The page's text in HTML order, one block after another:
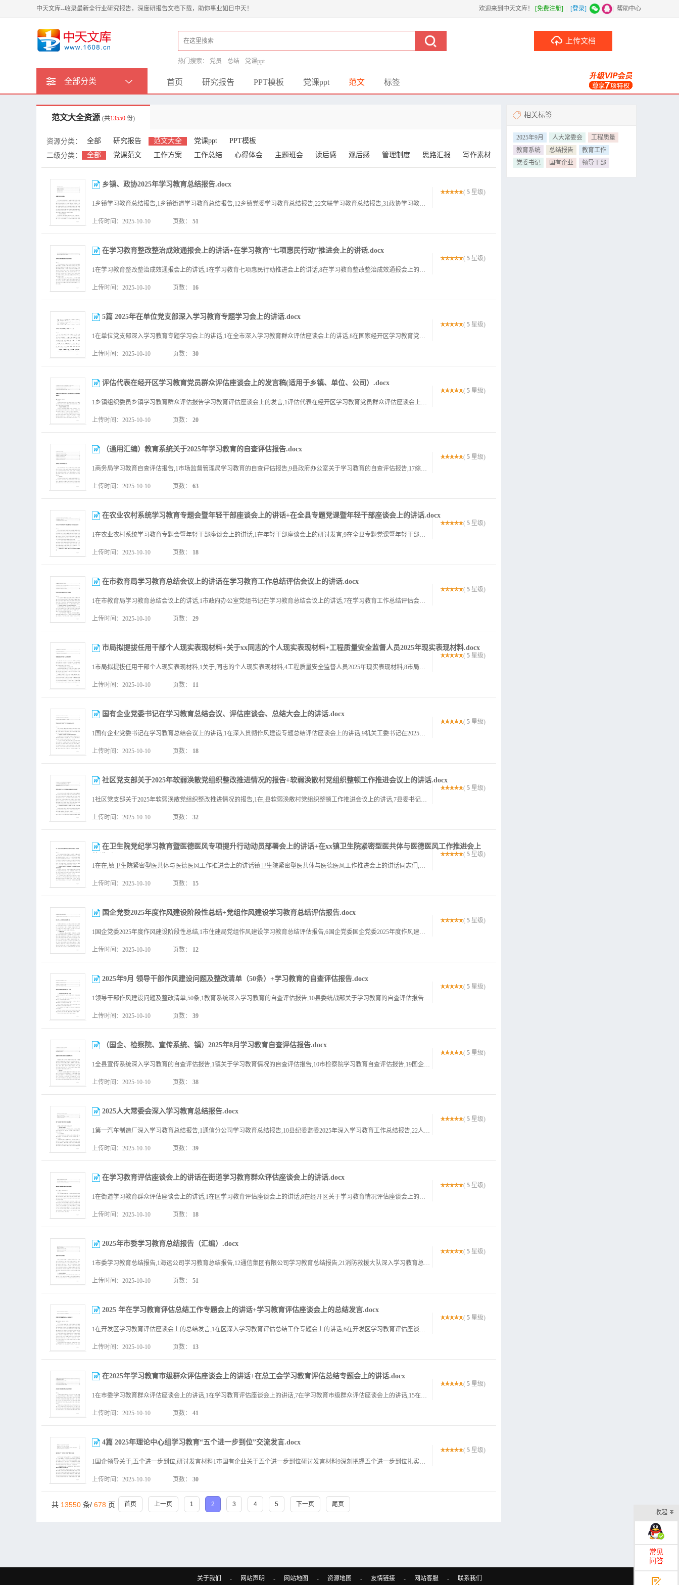
欢迎来到中天文库！ [免费注册] [登录] 帮助中心
中天文库--收录最新全行业研究报告，深度研报告文档下载，助你事业如日中天！
热门搜索： 党员 总结 党课ppt
上传文档
全部分类 首页 研究报告 PPT模板 党课ppt 范文 标签
范文大全资源 (共13550 份)
资源分类： 全部 研究报告 范文大全 党课ppt
PPT模板
二级分类：
全部 党课范文 工作方案 工作总结 心得体会 主题班会 读后感 观后感 管理制度 思路汇报 写作素材
乡镇、政协2025年学习教育总结报告.docx
1乡镇学习教育总结报告,1乡镇街道学习教育总结报告,12乡镇党委学习教育总结报告,22文联学习教育总结报告,31政协学习教育总结报告,42乡镇学习教育总结报告乡镇学习教育总结报告自2025年3月全国两.
上传时间：2025-10-10 页数： 51
( 5 星级)
在学习教育整改整治成效通报会上的讲话+在学习教育“七项惠民行动”推进会上的讲话.docx
1在学习教育整改整治成效通报会上的讲话,1在学习教育七项惠民行动推进会上的讲话,8在学习教育整改整治成效通报会上的讲话在学习教育整改整治成效通报会上的讲话同志们,今天,我们在这里召开全市深入贯彻中央八.
上传时间：2025-10-10 页数： 16
( 5 星级)
5篇 2025年在单位党支部深入学习教育专题学习会上的讲话.docx
1在单位党支部深入学习教育专题学习会上的讲话,1在全市深入学习教育群众评估座谈会上的讲话,8在国家经开区学习教育党员群众评估座谈会上的研讨发言,13在市公安局学习教育评估座谈会上的讲话,17在乡镇学习.
上传时间：2025-10-10 页数： 30
( 5 星级)
评估代表在经开区学习教育党员群众评估座谈会上的发言稿(适用于乡镇、单位、公司）.docx
1乡镇组织委员乡镇学习教育群众评估报告学习教育评估座谈会上的发言,1评估代表在经开区学习教育党员群众评估座谈会上的发言稿,6在分公司学习教育评估座谈会上的讲话,10在单位学习教育党员群众评估座谈会上的.
上传时间：2025-10-10 页数： 20
( 5 星级)
（通用汇编）教育系统关于2025年学习教育的自查评估报告.docx
1商务局学习教育自查评估报告,1市场监督管理局学习教育的自查评估报告,9县政府办公室关于学习教育的自查评估报告,17综合执法局关于学习教育的自查评估报告,28乡村振兴局学习教育的自查评估报告,36宣传.
上传时间：2025-10-10 页数： 63
( 5 星级)
在农业农村系统学习教育专题会暨年轻干部座谈会上的讲话+在全县专题党课暨年轻干部座谈会上的讲话.docx
1在农业农村系统学习教育专题会暨年轻干部座谈会上的讲话,1在年轻干部座谈会上的研讨发言,9在全县专题党课暨年轻干部座谈会上的讲话,13在农业农村系统学习教育专题会暨年轻干部座谈会上的讲话在农业农村系统.
上传时间：2025-10-10 页数： 18
( 5 星级)
在市教育局学习教育总结会议上的讲话在学习教育工作总结评估会议上的讲话.docx
1在市教育局学习教育总结会议上的讲话,1市政府办公室党组书记在学习教育总结会议上的讲话,7在学习教育工作总结评估会议上的讲话,14市委书记在全市学习教育总结会议上的讲话,20在市教育局学习教育总结会议.
上传时间：2025-10-10 页数： 29
( 5 星级)
市局拟提拔任用干部个人现实表现材料+关于xx同志的个人现实表现材料+工程质量安全监督人员2025年现实表现材料.docx
1市局拟提拔任用干部个人现实表现材料,1关于,同志的个人现实表现材料,4工程质量安全监督人员2025年现实表现材料,8市局拟提拔任用干部个人现实表现材料市局拟提拔任用干部个人现实表现材料,男,汉族,年.
上传时间：2025-10-10 页数： 11
( 5 星级)
国有企业党委书记在学习教育总结会议、评估座谈会、总结大会上的讲话.docx
1国有企业党委书记在学习教育总结会议上的讲话,1在深入贯彻作风建设专题总结评估座谈会上的讲话,9机关工委书记在2025年作风建设总结大会上的讲话,14国有企业党委书记在学习教育总结会议上的讲话国有企业.
上传时间：2025-10-10 页数： 18
( 5 星级)
社区党支部关于2025年软弱涣散党组织整改推进情况的报告+软弱涣散村党组织整顿工作推进会议上的讲话.docx
1社区党支部关于2025年软弱涣散党组织整改推进情况的报告,1在,县软弱涣散村党组织整顿工作推进会议上的讲话,7县委书记在软弱涣散基层党组织整顿工作会上的讲话,15社区党支部关于社区党支部关于2025.
上传时间：2025-10-10 页数： 32
( 5 星级)
在卫生院党纪学习教育暨医德医风专项提升行动动员部署会上的讲话+在xx镇卫生院紧密型医共体与医德医风工作推进会上
1在在,镇卫生院紧密型医共体与医德医风工作推进会上的讲话镇卫生院紧密型医共体与医德医风工作推进会上的讲话同志们,今天,我们在这里召开全院工作推进会,主题鲜明,意义重大,会议聚焦两大核心议题,一是如何纵.
上传时间：2025-10-10 页数： 15
( 5 星级)
国企党委2025年度作风建设阶段性总结+党组作风建设学习教育总结评估报告.docx
1国企党委2025年度作风建设阶段性总结,1市住建局党组作风建设学习教育总结评估报告,6国企党委国企党委2025年度作风建设阶段性总结年度作风建设阶段性总结作风建设集中教育开展以来,公司党委全面落实党.
上传时间：2025-10-10 页数： 12
( 5 星级)
2025年9月 领导干部作风建设问题及整改清单（50条）+学习教育的自查评估报告.docx
1领导干部作风建设问题及整改清单,50条,1教育系统深入学习教育的自查评估报告,10县委统战部关于学习教育的自查评估报告,19民政局深入开展学习教育的自查评估报告,30领导干部作风建设问题及整改清单,.
上传时间：2025-10-10 页数： 39
( 5 星级)
（国企、检察院、宣传系统、镇）2025年8月学习教育自查评估报告.docx
1全县宣传系统深入学习教育的自查评估报告,1镇关于学习教育情况的自查评估报告,10市检察院学习教育自查评估报告,19国企学习教育自查评估报告,28全县宣传系统深入学习教育的自查评估报告全县宣传系统深入.
上传时间：2025-10-10 页数： 38
( 5 星级)
2025人大常委会深入学习教育总结报告.docx
1第一汽车制造厂深入学习教育总结报告,1通信分公司学习教育总结报告,10县纪委监委2025年深入学习教育工作总结报告,22人大常委会学习教育总结报告,30第一汽车制造厂深入学习教育总结报告第一汽车制造.
上传时间：2025-10-10 页数： 39
( 5 星级)
在学习教育评估座谈会上的讲话在街道学习教育群众评估座谈会上的讲话.docx
1在街道学习教育群众评估座谈会上的讲话,1在区学习教育评估座谈会上的讲话,8在经开区关于学习教育情况评估座谈会上的发言,14在街道学习教育群众评估座谈会上的讲话在街道学习教育群众评估座谈会上的讲话同志.
上传时间：2025-10-10 页数： 18
( 5 星级)
2025年市委学习教育总结报告（汇编）.docx
1市委学习教育总结报告,1海运公司学习教育总结报告,12通信集团有限公司学习教育总结报告,21消防救援大队深入学习教育总结报告,31单位深入学习教育总结报告,39市委学习教育总结报告市委学习教育总结报.
上传时间：2025-10-10 页数： 51
( 5 星级)
2025 年在学习教育评估总结工作专题会上的讲话+学习教育评估座谈会上的总结发言.docx
1在开发区学习教育评估座谈会上的总结发言,1在区深入学习教育评估总结工作专题会上的讲话,6在开发区学习教育评估座谈会上的总在开发区学习教育评估座谈会上的总结结发言发言尊敬的各位领导,各位代表,同志们,.
上传时间：2025-10-10 页数： 13
( 5 星级)
在2025年学习教育市级群众评估座谈会上的讲话+在总工会学习教育评估总结专题会上的讲话.docx
1在市委学习教育群众评估座谈会上的讲话,1在学习教育评估座谈会上的讲话,7在学习教育市级群众评估座谈会上的讲话,15在学习教育评估座谈会上的讲话,21在深入学习教育自查评估座谈会上的讲话,28在总工会.
上传时间：2025-10-10 页数： 41
( 5 星级)
4篇 2025年理论中心组学习教育“五个进一步到位”交流发言.docx
1国企领导关于,五个进一步到位,研讨发言材料1市国有企业关于五个进一步到位研讨发言材料9深刻把握五个进一步到位扎实推进全面从严治党,五个进一步到位研讨发言,18理论中心组学习教育交流发言,五个进一步到.
上传时间：2025-10-10 页数： 30
( 5 星级)
共 13550 条/ 678 页 首页 上一页 1 2 3 4 5 下一页 尾页
相关标签
2025年9月 人大常委会
工程质量
教育系统
总结报告
教育工作
党委书记
国有企业 领导干部
关于我们 - 网站声明 - 网站地图 - 资源地图 - 友情链接 - 网站客服 - 联系我们
收起
常见
问答